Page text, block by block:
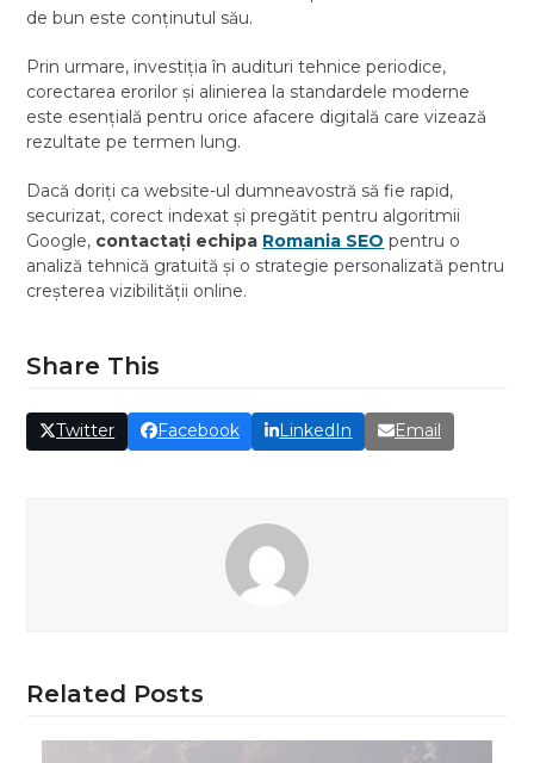
de bun este conținutul său.
Prin urmare, investiția în audituri tehnice periodice,
corectarea erorilor și alinierea la standardele moderne
este esențială pentru orice afacere digitală care vizează
rezultate pe termen lung.
Dacă doriți ca website-ul dumneavostră să fie rapid,
securizat, corect indexat și pregătit pentru algoritmii
Google, contactați echipa Romania SEO pentru o
analiză tehnică gratuită și o strategie personalizată pentru
creșterea vizibilității online.
Share This
Twitter Facebook LinkedIn Email
Related Posts